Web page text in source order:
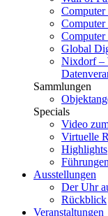
Computer
Global
Nixdorf –
Sammlungen
Specials
Video
Virtuelle
Highlights
Führungen
Ausstellungen
Der Uhr
Rückblick
Veranstaltungen